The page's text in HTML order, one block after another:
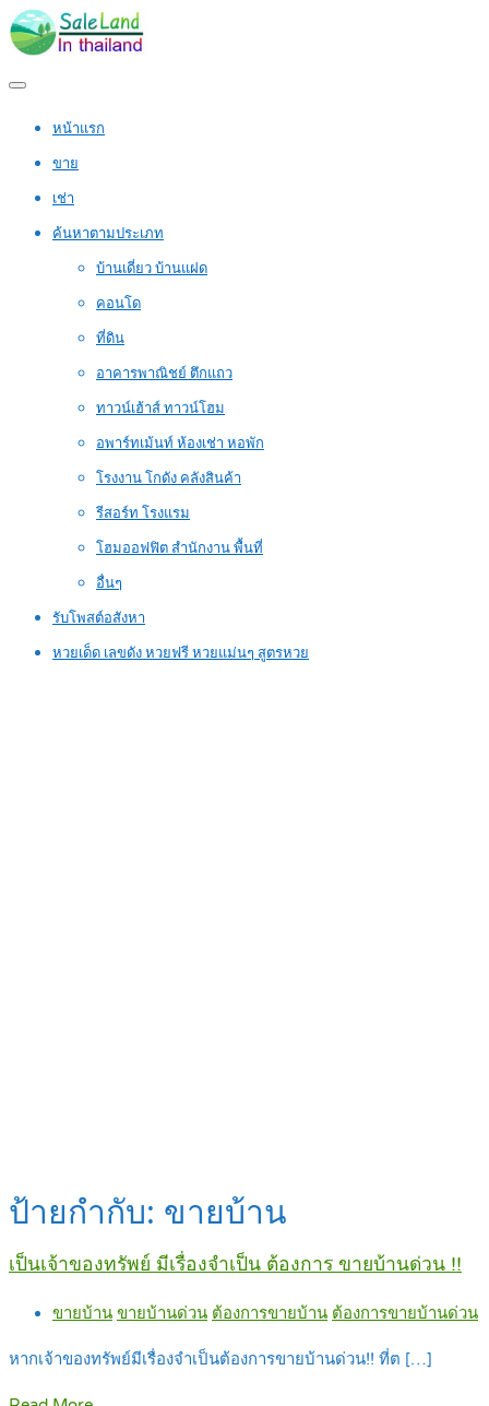
หน้าแรก
ขาย
เช่า
ค้นหาตามประเภท
บ้านเดี่ยว บ้านแฝด
คอนโด
ที่ดิน
อาคารพาณิชย์ ตึกแถว
ทาวน์เฮ้าส์ ทาวน์โฮม
อพาร์ทเม้นท์ ห้องเช่า หอพัก
โรงงาน โกดัง คลังสินค้า
รีสอร์ท โรงแรม
โฮมออฟฟิต สำนักงาน พื้นที่
อื่นๆ
รับโพสต์อสังหา
หวยเด็ด เลขดัง หวยฟรี หวยแม่นๆ สูตรหวย
ป้ายกำกับ: ขายบ้าน
เป็นเจ้าของทรัพย์ มีเรื่องจำเป็น ต้องการ ขายบ้านด่วน !!
ขายบ้าน ขายบ้านด่วน ต้องการขายบ้าน ต้องการขายบ้านด่วน
หากเจ้าของทรัพย์มีเรื่องจำเป็นต้องการขายบ้านด่วน!! ที่ต […]